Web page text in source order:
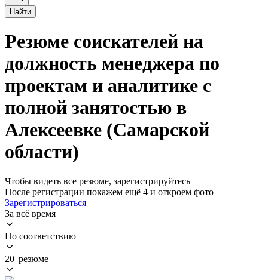
Найти
Резюме соискателей на
должность менеджера по
проектам и аналитике с
полной занятостью в
Алексеевке (Самарской
области)
Чтобы видеть все резюме, зарегистрируйтесь
После регистрации покажем ещё 4 и откроем фото
Зарегистрироваться
За всё время
По соответствию
20 резюме